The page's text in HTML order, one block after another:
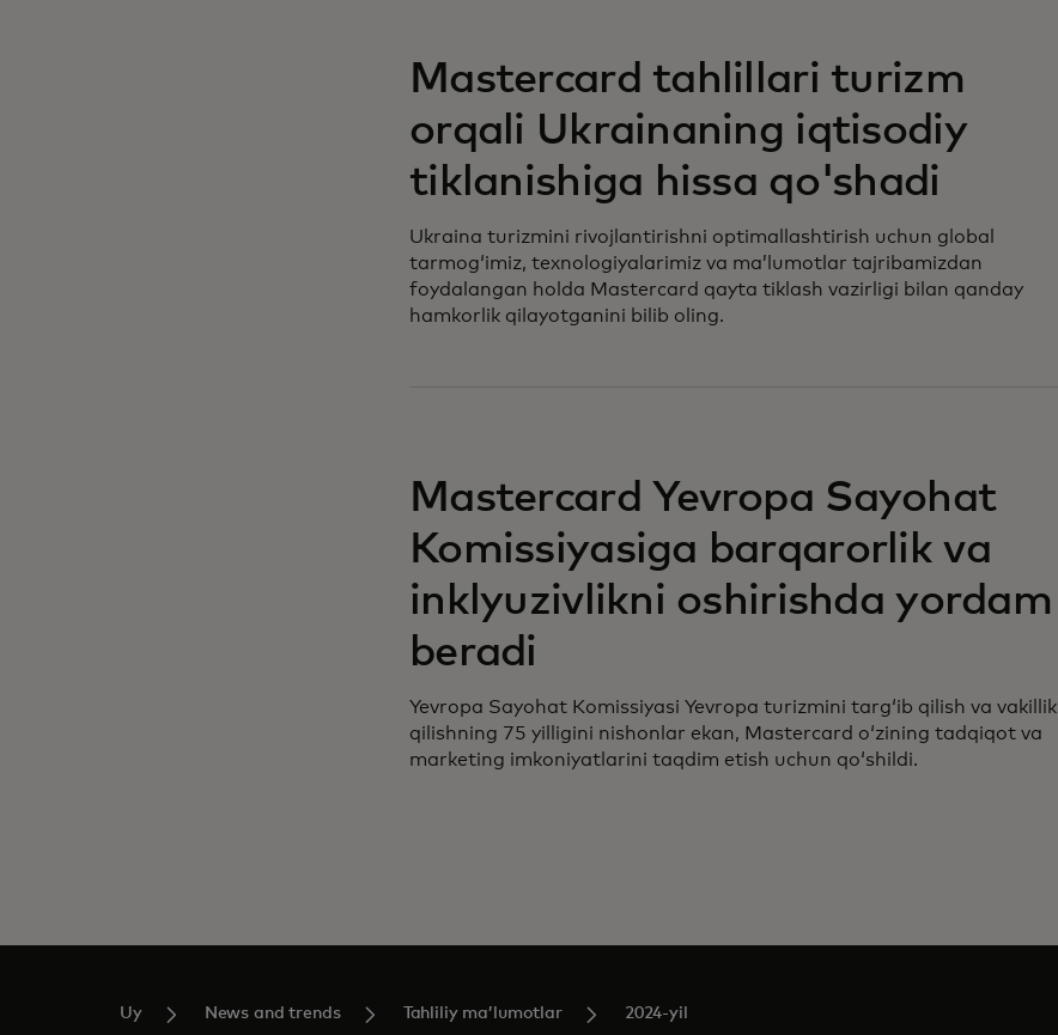
Mastercard tahlillari turizm
orqali Ukrainaning iqtisodiy
tiklanishiga hissa qo'shadi
Ukraina turizmini rivojlantirishni optimallashtirish uchun global
tarmog‘imiz, texnologiyalarimiz va ma’lumotlar tajribamizdan
foydalangan holda Mastercard qayta tiklash vazirligi bilan qanday
hamkorlik qilayotganini bilib oling.
opens in a new tab
Mastercard Yevropa Sayohat
Komissiyasiga barqarorlik va
inklyuzivlikni oshirishda yordam
beradi
Yevropa Sayohat Komissiyasi Yevropa turizmini targʻib qilish va vakillik
qilishning 75 yilligini nishonlar ekan, Mastercard oʻzining tadqiqot va
marketing imkoniyatlarini taqdim etish uchun qoʻshildi.
opens in a new tab
Uy News and trends Tahliliy maʼlumotlar 2024-yil